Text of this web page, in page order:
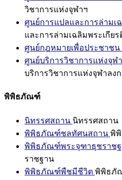
วิชาการแห่งจุฬาฯ
ศูนย์การแปลและการล่ามเ
และการล่ามเฉลิมพระเกียร
ศูนย์กฎหมายเพื่อประชาชน
ศูนย์บริการวิชาการแห่งจุ
บริการวิชาการแห่งจุฬาลง
พิพิธภัณฑ์
นิทรรศสถาน นิทรรศสถาน
พิพิธภัณฑ์ชลทัศนสถาน พิ
พิพิธภัณฑ์พระจุฑาธุชราช
ราชฐาน
พิพิธภัณฑ์พืชมีชีวิต พิพิธภั